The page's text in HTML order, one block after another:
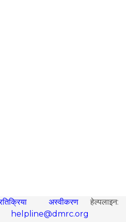
अस्वीकरण
हेल्पलाइन:
helpline@dmrc.org